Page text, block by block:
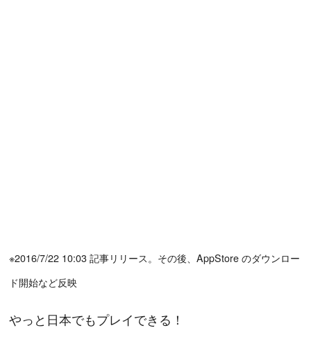
※2016/7/22 10:03 記事リリース。その後、AppStore のダウンロー
ド開始など反映
やっと日本でもプレイできる！